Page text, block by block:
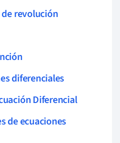
revolución
diferenciales
Diferencial
de ecuaciones